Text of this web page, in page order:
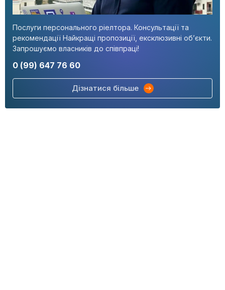
Послуги персонального ріелтора. Консультації та
рекомендації Найкращі пропозиції, ексклюзивні об’єкти.
Запрошуємо власників до співпраці!
0 (99) 647 76 60
Дізнатися більше